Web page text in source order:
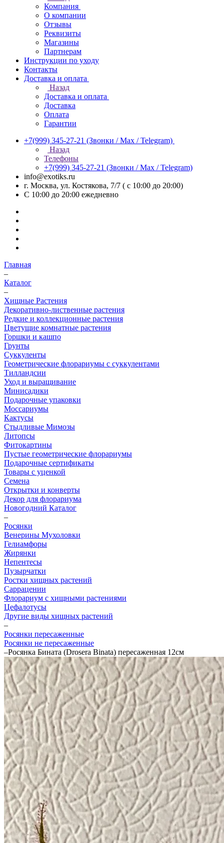
Компания
О компании
Отзывы
Реквизиты
Магазины
Партнерам
Инструкции по уходу
Контакты
Доставка и оплата
Назад
Доставка и оплата
Доставка
Оплата
Гарантии
+7(999) 345-27-21 (Звонки / Max / Telegram)
Назад
Телефоны
+7(999) 345-27-21 (Звонки / Max / Telegram)
info@exotiks.ru
г. Москва, ул. Костякова, 7/7 ( с 10:00 до 20:00)
С 10:00 до 20:00 ежедневно
Главная
–
Каталог
–
Хищные Растения
Декоративно-лиственные растения
Редкие и коллекционные растения
Цветущие комнатные растения
Горшки и кашпо
Грунты
Суккуленты
Геометрические флорариумы с суккулентами
Тилландсии
Уход и выращивание
Минисадики
Подарочные упаковки
Моссариумы
Кактусы
Стыдливые Мимозы
Литопсы
Фитокартины
Пустые геометрические флорариумы
Подарочные сертификаты
Товары с уценкой
Семена
Открытки и конверты
Декор для флорариума
Новогодний Каталог
–
Росянки
Венерины Мухоловки
Гелиамфоры
Жирянки
Непентесы
Пузырчатки
Ростки хищных растений
Саррацении
Флорариум с хищными растениями
Цефалотусы
Другие виды хищных растений
–
Росянки пересаженные
Росянки не пересаженные
–Росянка Бината (Drosera Binata) пересаженная 12см